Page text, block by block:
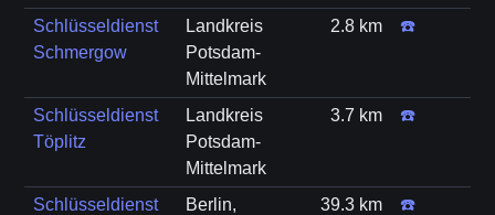
Schlüsseldienst
Schmergow
Landkreis
Potsdam-
Mittelmark
2.8 km ☎️
Schlüsseldienst
Töplitz
Landkreis
Potsdam-
Mittelmark
3.7 km ☎️
Schlüsseldienst
Berlin,
39.3 km ☎️